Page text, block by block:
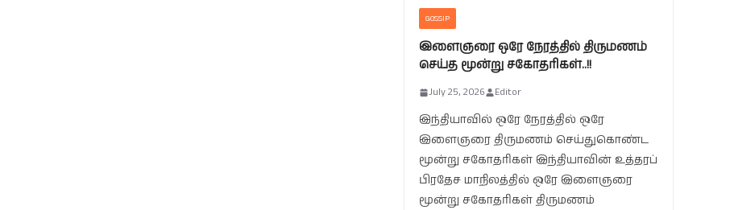
GOSSIP
இளைஞரை ஒரே நேரத்தில் திருமணம்
செய்த மூன்று சகோதரிகள்..!!
July 25, 2026 Editor
இந்தியாவில் ஒரே நேரத்தில் ஒரே
இளைஞரை திருமணம் செய்துகொண்ட
மூன்று சகோதரிகள் இந்தியாவின் உத்தரப்
பிரதேச மாநிலத்தில் ஒரே இளைஞரை
மூன்று சகோதரிகள் திருமணம்